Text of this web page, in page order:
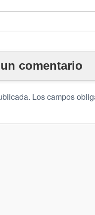
comentario
Los campos